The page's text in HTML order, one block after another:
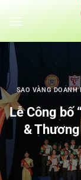
qua
dung
SAO VÀNG
Lễ Công bố
&